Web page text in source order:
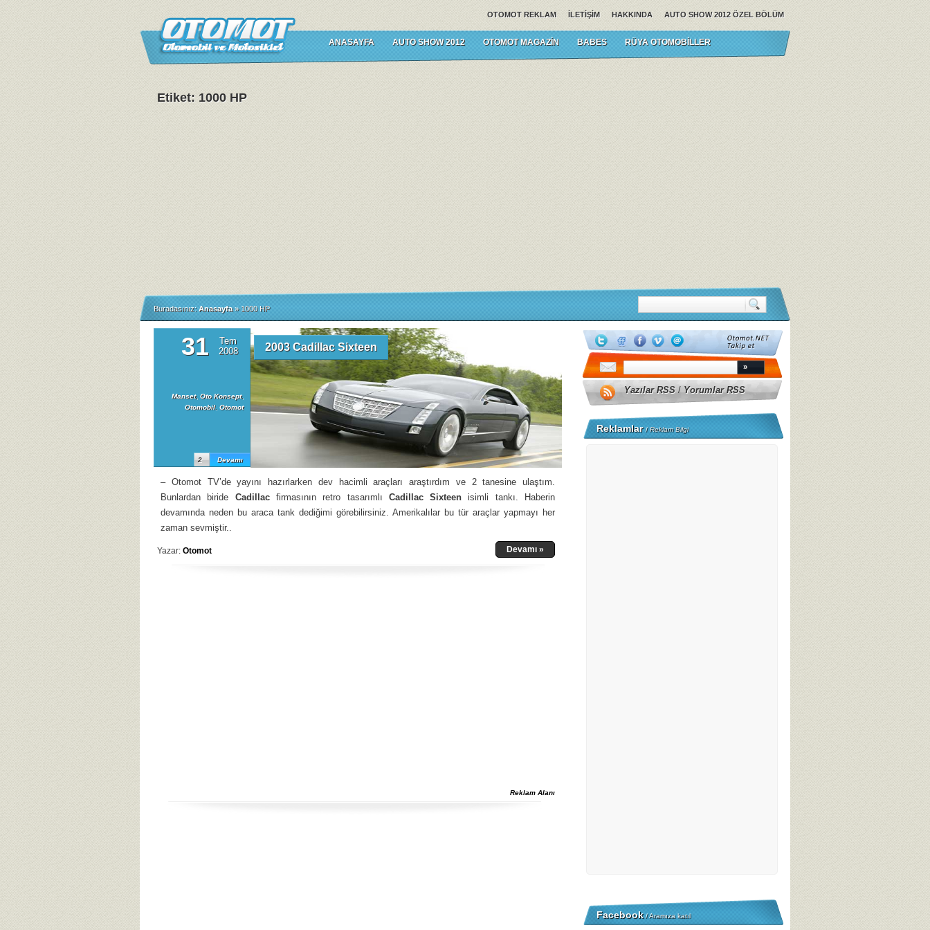
AUTO SHOW 2012 ÖZEL BÖLÜM
HAKKINDA
İLETIŞIM
OTOMOT REKLAM
ANASAYFA AUTO SHOW 2012 OTOMOT MAGAZIN BABES RÜYA OTOMOBILLER
Etiket: 1000 HP
Buradasınız: Anasayfa » 1000 HP
31
Tem
2008
Manset, Oto Konsept,
Otomobil, Otomot
Devamı
2
2003 Cadillac Sixteen
– Otomot TV’de yayını hazırlarken dev hacimli araçları araştırdım ve 2 tanesine ulaştım.
Bunlardan biride Cadillacfirmasının retro tasarımlı Cadillac Sixteen isimli tankı. Haberin
devamında neden bu araca tank dediğimi görebilirsiniz. Amerikalılar bu tür araçlar yapmayı her
zaman sevmiştir..
Yazar: Otomot Devamı »
Reklam Alanı
Yazılar RSS/Yorumlar RSS
Reklamlar/Reklam Bilgi
Facebook/ Aramıza katıl